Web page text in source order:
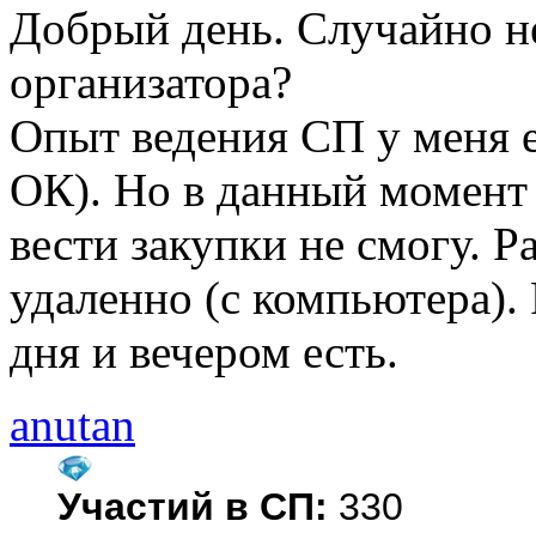
Добрый день. Случайно
организатора?
Опыт ведения СП у меня
ОК). Но в данный момент
вести закупки не смогу.
удаленно (с
дня и вечером есть.
anutan
Участий в СП: 330